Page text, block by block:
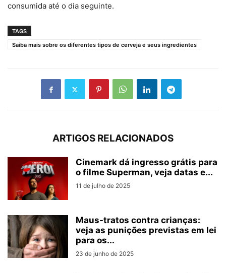
consumida até o dia seguinte.
TAGS
Saiba mais sobre os diferentes tipos de cerveja e seus ingredientes
ARTIGOS RELACIONADOS
Cinemark dá ingresso grátis para
o filme Superman, veja datas e...
11 de julho de 2025
Maus-tratos contra crianças:
veja as punições previstas em lei
para os...
23 de junho de 2025